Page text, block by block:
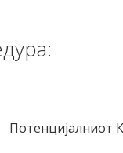
Потенцијалниот